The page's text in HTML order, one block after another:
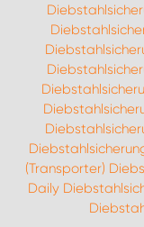
(Transporter)
Daily